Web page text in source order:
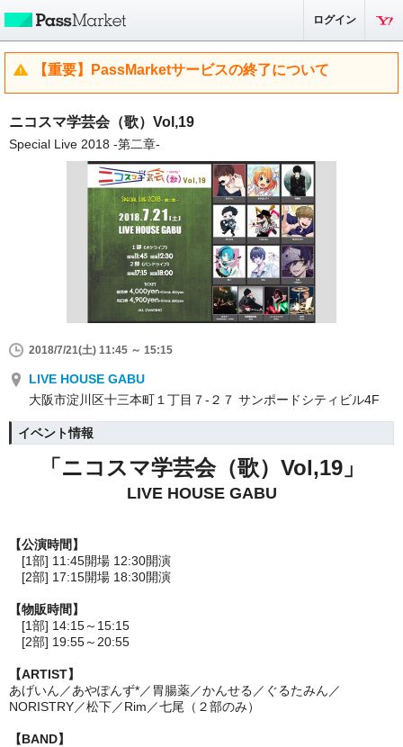
ログイン
【重要】PassMarketサービスの終了について
ニコスマ学芸会（歌）Vol,19
Special Live 2018 -第二章-
2018/7/21(土) 11:45 ～ 15:15
LIVE HOUSE GABU
大阪市淀川区十三本町１丁目７-２７ サンポードシティビル4F
イベント情報
「ニコスマ学芸会（歌）Vol,19」
LIVE HOUSE GABU
【公演時間】
[1部] 11:45開場 12:30開演
[2部] 17:15開場 18:30開演
【物販時間】
[1部] 14:15～15:15
[2部] 19:55～20:55
【ARTIST】
あげいん／あやぽんず*／胃腸薬／かんせる／ぐるたみん／
NORISTRY／松下／Rim／七尾（２部のみ）
【BAND】